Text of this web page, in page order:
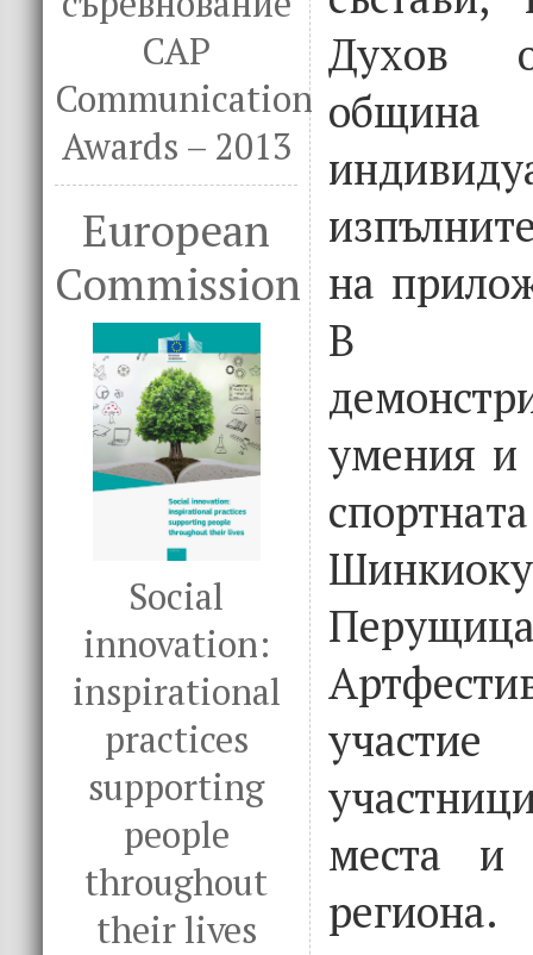
CAP
Communication
Awards – 2013
European
Commission
Social
innovation:
inspirational
practices
supporting
people
throughout
their lives
Духов
на
В
умения и
места
региона.